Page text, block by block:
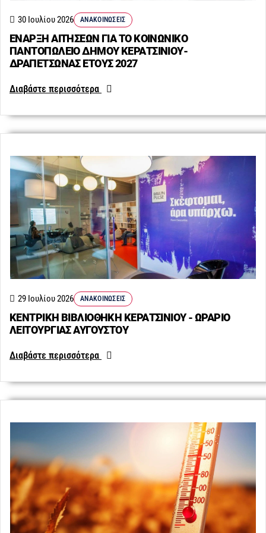
ΕΝΑΡΞΗ ΑΙΤΗΣΕΩΝ ΓΙΑ ΤΟ ΚΟΙΝΩΝΙΚΟ
ΠΑΝΤΟΠΩΛΕΙΟ ΔΗΜΟΥ ΚΕΡΑΤΣΙΝΙΟΥ-
ΔΡΑΠΕΤΣΩΝΑΣ ΕΤΟΥΣ 2027
30 Ιουλίου 2026 ΑΝΑΚΟΙΝΏΣΕΙΣ
Διαβάστε περισσότερα
ΚΕΝΤΡΙΚΗ ΒΙΒΛΙΟΘΗΚΗ ΚΕΡΑΤΣΙΝΙΟΥ - ΩΡΑΡΙΟ
ΛΕΙΤΟΥΡΓΙΑΣ ΑΥΓΟΥΣΤΟΥ
29 Ιουλίου 2026 ΑΝΑΚΟΙΝΏΣΕΙΣ
Διαβάστε περισσότερα